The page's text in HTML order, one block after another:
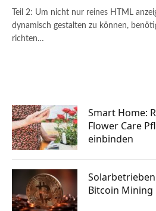
Teil 2: Um nicht nur reines HTML
dynamisch gestalten zu können,
richten…
Smart Home:
Flower Care
einbinden
Bitcoin